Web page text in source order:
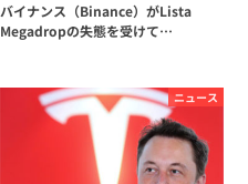
バイナンス（Binance）がLista
Megadropの失態を受けて…
ニュース